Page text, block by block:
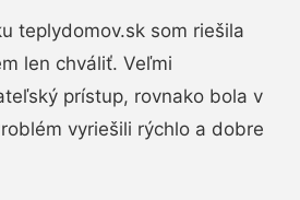
teplydomov.sk som riešila
len chváliť. Veľmi
prístup, rovnako bola v
vyriešili rýchlo a dobre